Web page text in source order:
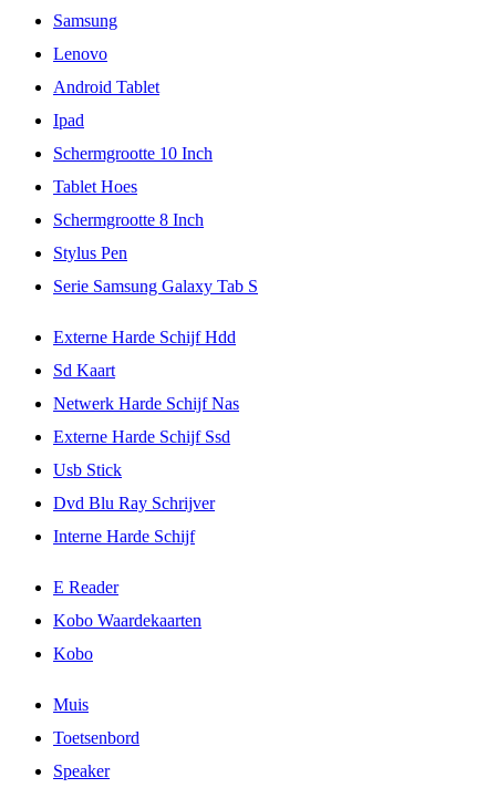
Samsung
Lenovo
Android Tablet
Ipad
Schermgrootte 10 Inch
Tablet Hoes
Schermgrootte 8 Inch
Stylus Pen
Serie Samsung Galaxy Tab S
Externe Harde Schijf Hdd
Sd Kaart
Netwerk Harde Schijf Nas
Externe Harde Schijf Ssd
Usb Stick
Dvd Blu Ray Schrijver
Interne Harde Schijf
E Reader
Kobo Waardekaarten
Kobo
Muis
Toetsenbord
Speaker